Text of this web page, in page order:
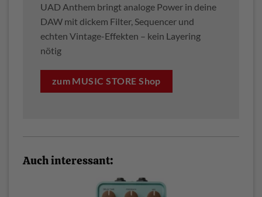
UAD Anthem bringt analoge Power in deine
DAW mit dickem Filter, Sequencer und
echten Vintage-Effekten – kein Layering
nötig
zum MUSIC STORE Shop
Auch interessant: